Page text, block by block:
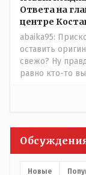
"...это наша с
биография...."
Ответа на
центре
abaika95:
оставить
свежо? Ну
равно кто-то
вариант не
пустили
хорошо,
Новые